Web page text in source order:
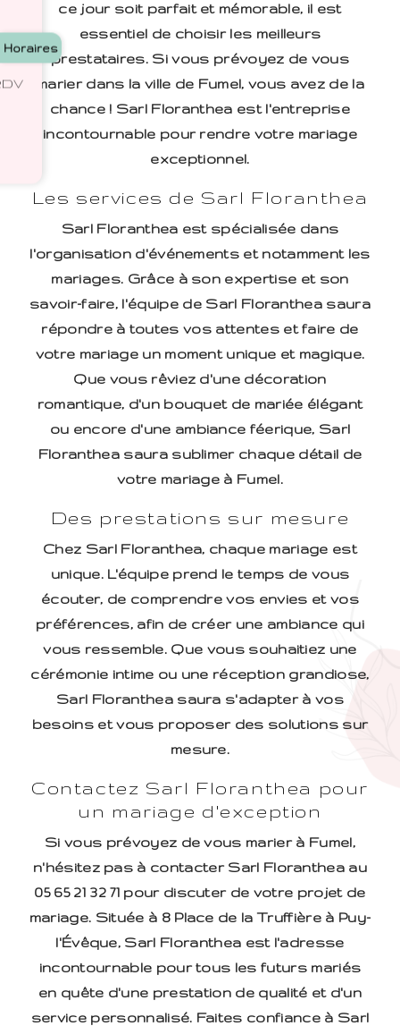
ce jour soit parfait et mémorable, il est
essentiel de choisir les meilleurs
prestataires. Si vous prévoyez de vous
marier dans la ville de Fumel, vous avez de la
chance ! Sarl Floranthea est l'entreprise
incontournable pour rendre votre mariage
exceptionnel.
Les services de Sarl Floranthea
Sarl Floranthea est spécialisée dans
l'organisation d'événements et notamment les
mariages. Grâce à son expertise et son
savoir-faire, l'équipe de Sarl Floranthea saura
répondre à toutes vos attentes et faire de
votre mariage un moment unique et magique.
Que vous rêviez d'une décoration
romantique, d'un bouquet de mariée élégant
ou encore d'une ambiance féerique, Sarl
Floranthea saura sublimer chaque détail de
votre mariage à Fumel.
Des prestations sur mesure
Chez Sarl Floranthea, chaque mariage est
unique. L'équipe prend le temps de vous
écouter, de comprendre vos envies et vos
préférences, afin de créer une ambiance qui
vous ressemble. Que vous souhaitiez une
cérémonie intime ou une réception grandiose,
Sarl Floranthea saura s'adapter à vos
besoins et vous proposer des solutions sur
mesure.
Contactez Sarl Floranthea pour
un mariage d'exception
Si vous prévoyez de vous marier à Fumel,
n'hésitez pas à contacter Sarl Floranthea au
05 65 21 32 71 pour discuter de votre projet de
mariage. Située à 8 Place de la Truffière à Puy-
l'Évêque, Sarl Floranthea est l'adresse
incontournable pour tous les futurs mariés
en quête d'une prestation de qualité et d'un
service personnalisé. Faites confiance à Sarl
Horaires